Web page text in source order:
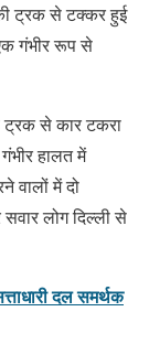
ट्रक से टक्कर हुई
गंभीर रूप से
ट्रक से कार टकरा
हालत में
वालों में दो
लोग दिल्ली से
दल समर्थक